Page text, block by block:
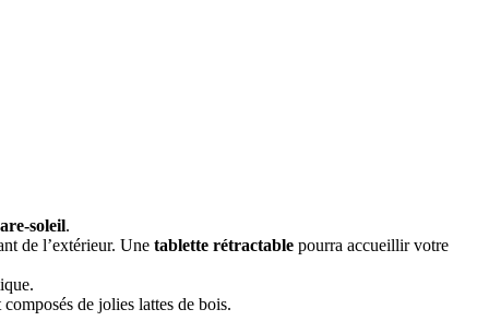
soleil.
de l’extérieur. Une tablette rétractable pourra accueillir votre
de jolies lattes de bois.